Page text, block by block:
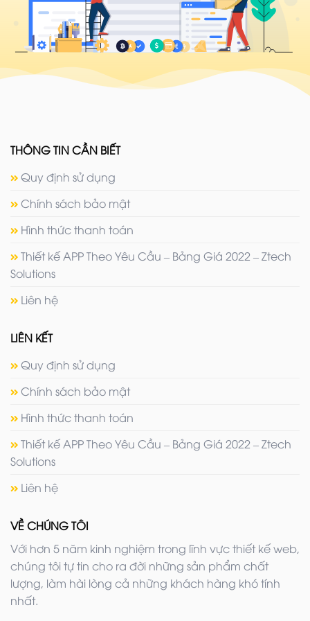
THÔNG TIN CẦN BIẾT
Quy định sử dụng
Chính sách bảo mật
Hình thức thanh toán
Thiết kế APP Theo Yêu Cầu – Bảng Giá 2022 – Ztech
Solutions
Liên hệ
LIÊN KẾT
Quy định sử dụng
Chính sách bảo mật
Hình thức thanh toán
Thiết kế APP Theo Yêu Cầu – Bảng Giá 2022 – Ztech
Solutions
Liên hệ
VỀ CHÚNG TÔI
Với hơn 5 năm kinh nghiệm trong lĩnh vực thiết kế web,
chúng tôi tự tin cho ra đời những sản phẩm chất
lượng, làm hài lòng cả những khách hàng khó tính
nhất.